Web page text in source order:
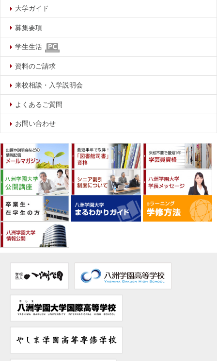
大学ガイド
募集要項
学生生活
資料のご請求
来校相談・入学説明会
よくあるご質問
お問い合わせ